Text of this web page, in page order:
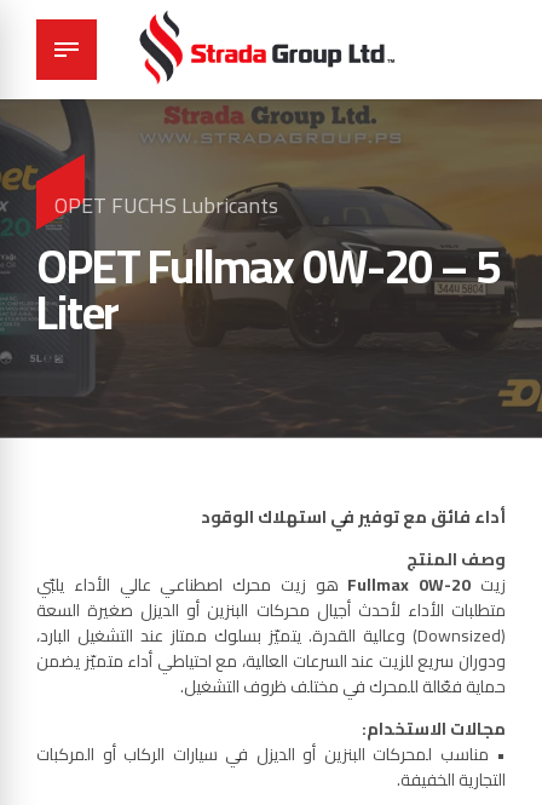
OPET FUCHS Lubricants
OPET Fullmax 0W-20 – 5
Liter
أداء فائق مع توفير في استهلاك الوقود
وصف المنتج
زيت Fullmax 0W-20 هو زيت محرك اصطناعي عالي الأداء يلبّي
متطلبات الأداء لأحدث أجيال محركات البنزين أو الديزل صغيرة السعة
(Downsized) وعالية القدرة. يتميّز بسلوك ممتاز عند التشغيل البارد،
ودوران سريع للزيت عند السرعات العالية، مع احتياطي أداء متميّز يضمن
حماية فعّالة للمحرك في مختلف ظروف التشغيل.
مجالات الاستخدام:
• مناسب لمحركات البنزين أو الديزل في سيارات الركاب أو المركبات
التجارية الخفيفة.